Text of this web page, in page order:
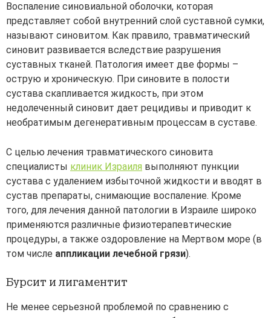
Воспаление синовиальной оболочки, которая
представляет собой внутренний слой суставной сумки,
называют синовитом. Как правило, травматический
синовит развивается вследствие разрушения
суставных тканей. Патология имеет две формы –
острую и хроническую. При синовите в полости
сустава скапливается жидкость, при этом
недолеченный синовит дает рецидивы и приводит к
необратимым дегенеративным процессам в суставе.
С целью лечения травматического синовита
специалисты клиник Израиля выполняют пункции
сустава с удалением избыточной жидкости и вводят в
сустав препараты, снимающие воспаление. Кроме
того, для лечения данной патологии в Израиле широко
применяются различные физиотерапевтические
процедуры, а также оздоровление на Мертвом море (в
том числе аппликации лечебной грязи).
Бурсит и лигаментит
Не менее серьезной проблемой по сравнению с